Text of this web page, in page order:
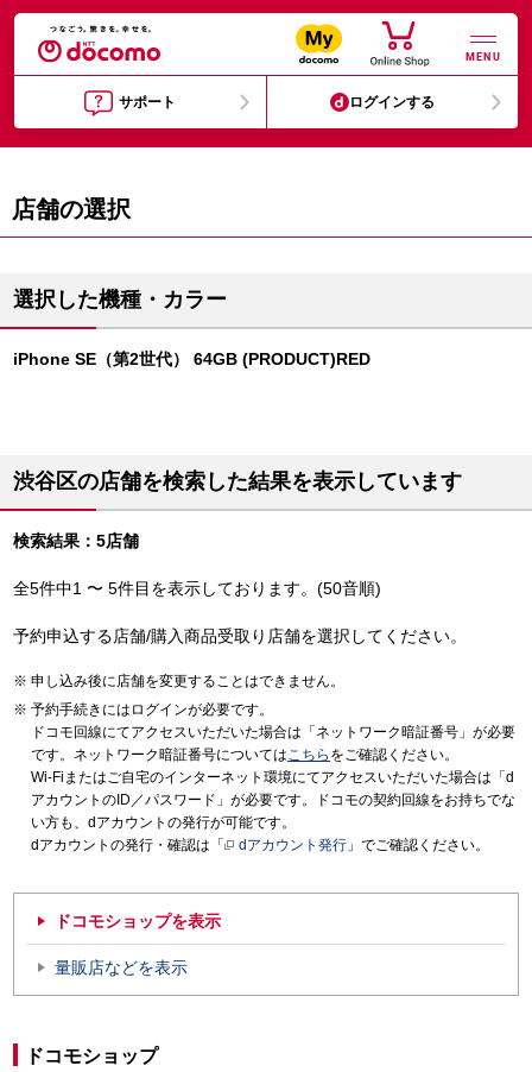
MENU
サポート ログインする
店舗の選択
選択した機種・カラー
iPhone SE（第2世代） 64GB (PRODUCT)RED
渋谷区の店舗を検索した結果を表示しています
検索結果：5店舗
全5件中1 〜 5件目を表示しております。(50音順)
予約申込する店舗/購入商品受取り店舗を選択してください。
申し込み後に店舗を変更することはできません。
予約手続きにはログインが必要です。
ドコモ回線にてアクセスいただいた場合は「ネットワーク暗証番号」が必要
です。ネットワーク暗証番号についてはこちら をご確認ください。
Wi-Fiまたはご自宅のインターネット環境にてアクセスいただいた場合は「d
アカウントのID／パスワード」が必要です。ドコモの契約回線をお持ちでな
い方も、dアカウントの発行が可能です。
dアカウントの発行・確認は「
dアカウント発行 」でご確認ください。
ドコモショップを表示
量販店などを表示
ドコモショップ